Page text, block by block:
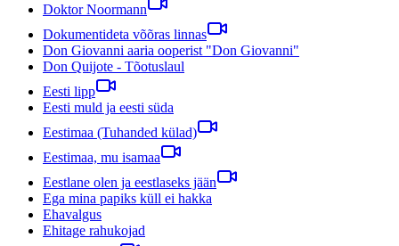
Doktor Noormann
Dokumentideta võõras linnas
Don Giovanni aaria ooperist "Don Giovanni"
Don Quijote - Tõotuslaul
Eesti lipp
Eesti muld ja eesti süda
Eestimaa (Tuhanded külad)
Eestimaa, mu isamaa
Eestlane olen ja eestlaseks jään
Ega mina papiks küll ei hakka
Ehavalgus
Ehitage rahukojad